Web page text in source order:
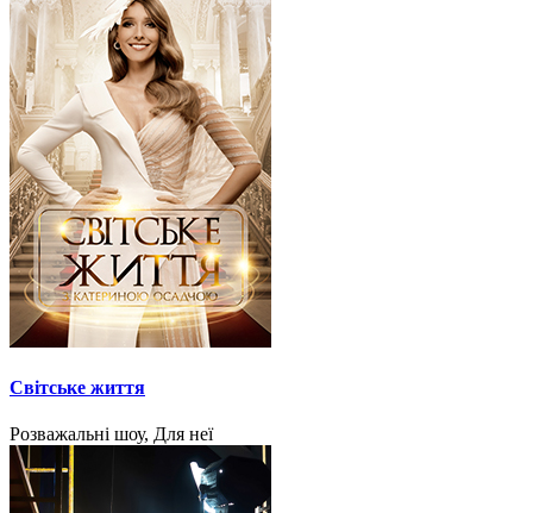
Світське життя
Розважальні шоу, Для неї